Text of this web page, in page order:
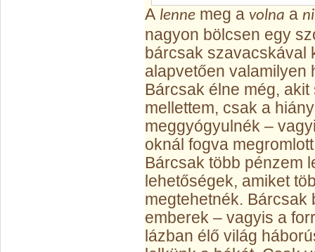
A lenne meg a volna a
nagyon bölcsen egy
bárcsak szavacskával
alapvetően valamilyen
Bárcsak élne még,
mellettem, csak a
meggyógyulnék –
oknál fogva
Bárcsak több pénzem
lehetőségek, amiket
megtehetnék. Bárcsak
emberek – vagyis a
lázban élő világ